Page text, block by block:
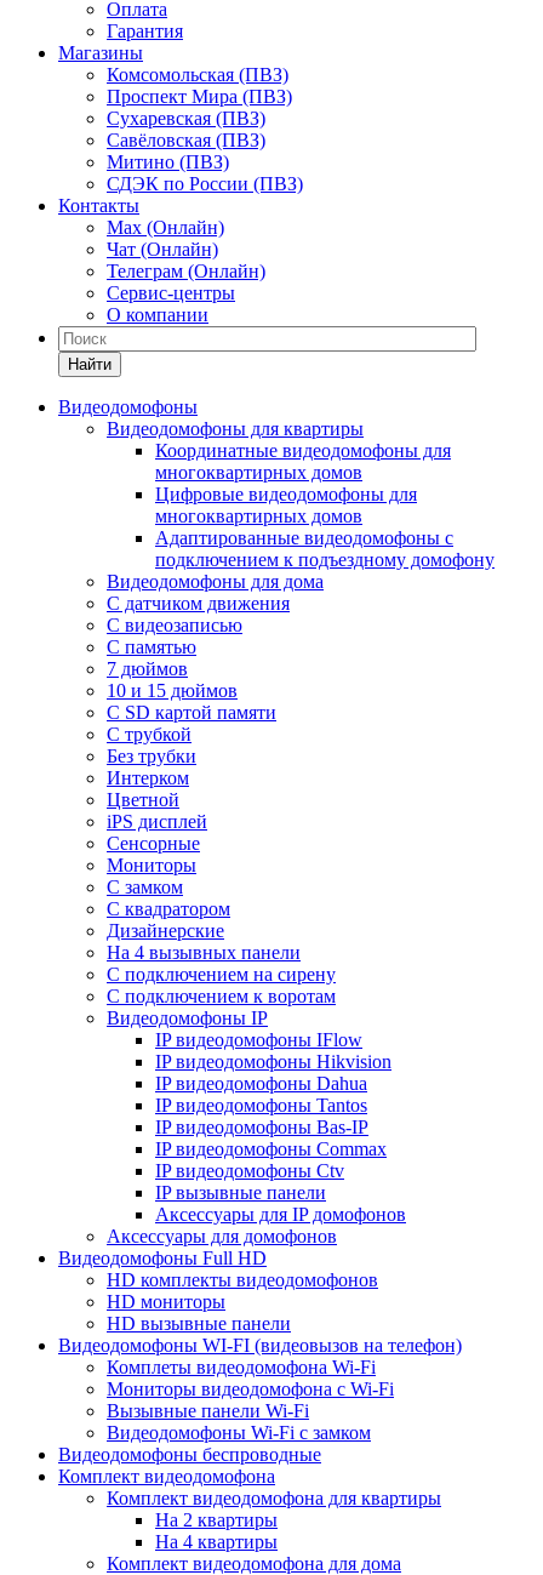
Оплата
Гарантия
Магазины
Комсомольская (ПВЗ)
Проспект Мира (ПВЗ)
Сухаревская (ПВЗ)
Савёловская (ПВЗ)
Митино (ПВЗ)
СДЭК по России (ПВЗ)
Контакты
Max (Онлайн)
Чат (Онлайн)
Телеграм (Онлайн)
Сервис-центры
О компании
Найти
Видеодомофоны
Видеодомофоны для квартиры
Координатные видеодомофоны для
многоквартирных домов
Цифровые видеодомофоны для
многоквартирных домов
Адаптированные видеодомофоны с
подключением к подъездному домофону
Видеодомофоны для дома
С датчиком движения
С видеозаписью
C памятью
7 дюймов
10 и 15 дюймов
С SD картой памяти
С трубкой
Без трубки
Интерком
Цветной
iPS дисплей
Сенсорные
Мониторы
С замком
C квадратором
Дизайнерские
На 4 вызывных панели
С подключением на сирену
С подключением к воротам
Видеодомофоны IP
IP видеодомофоны IFlow
IP видеодомофоны Hikvision
IP видеодомофоны Dahua
IP видеодомофоны Tantos
IP видеодомофоны Bas-IP
IP видеодомофоны Commax
IP видеодомофоны Ctv
IP вызывные панели
Аксессуары для IP домофонов
Аксессуары для домофонов
Видеодомофоны Full HD
HD комплекты видеодомофонов
HD мониторы
HD вызывные панели
Видеодомофоны WI-FI (видеовызов на телефон)
Комплеты видеодомофона Wi-Fi
Мониторы видеодомофона с Wi-Fi
Вызывные панели Wi-Fi
Видеодомофоны Wi-Fi с замком
Видеодомофоны беспроводные
Комплект видеодомофона
Комплект видеодомофона для квартиры
На 2 квартиры
На 4 квартиры
Комплект видеодомофона для дома